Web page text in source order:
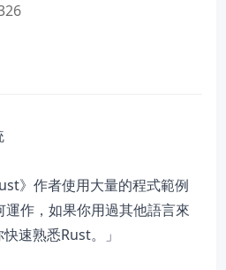
》作者使用大量的程式範例
作，如果你用過其他語言來
速熟悉Rust。」